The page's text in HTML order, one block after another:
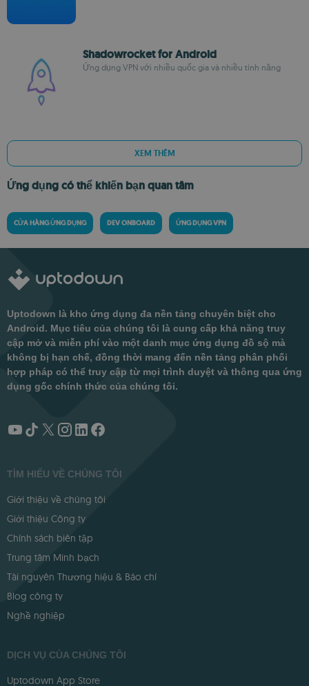
Shadowrocket for Android
Ứng dụng VPN với nhiều quốc gia và nhiều tính năng
XEM THÊM
Ứng dụng có thể khiến bạn quan tâm
CỬA HÀNG ỨNG DỤNG DEV ONBOARD ỨNG DỤNG VPN
Uptodown là kho ứng dụng đa nền tảng chuyên biệt cho
Android. Mục tiêu của chúng tôi là cung cấp khả năng truy
cập mở và miễn phí vào một danh mục ứng dụng đồ sộ mà
không bị hạn chế, đồng thời mang đến nền tảng phân phối
hợp pháp có thể truy cập từ mọi trình duyệt và thông qua ứng
dụng gốc chính thức của chúng tôi.
TÌM HIỂU VỀ CHÚNG TÔI
Giới thiệu về chúng tôi
Giới thiệu Công ty
Chính sách biên tập
Trung tâm Minh bạch
Tài nguyên Thương hiệu & Báo chí
Blog công ty
Nghề nghiệp
DỊCH VỤ CỦA CHÚNG TÔI
Uptodown App Store